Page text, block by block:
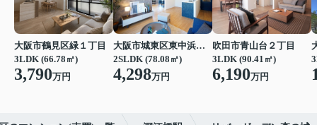
大阪市鶴見区緑１丁目
3LDK (66.78㎡)
3,790万円
大阪市城東区東中浜６丁目
2SLDK (78.08㎡)
4,298万円
吹田市青山台２丁目
3LDK (90.41㎡)
6,190万円